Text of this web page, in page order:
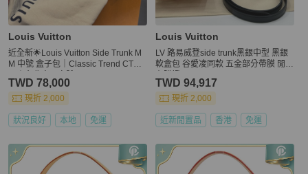
Louis Vuitton
近全新🌟Louis Vuitton Side Trunk M
M 中號 盒子包｜Classic Trend CT精
TWD 78,000
現折 2,000
狀況良好 本地 免運
Louis Vuitton
LV 路易威登side trunk黑銀中型 黑銀
軟盒包 谷愛凌同款 五金部分帶膜 閒置
TWD 94,917
現折 2,000
近新閒置品 香港 免運